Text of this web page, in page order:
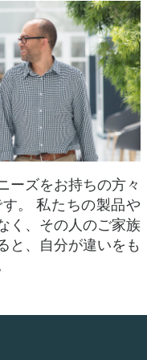
ーズをお持ちの方々
。 私たちの製品や
く、その人のご家族
と、自分が違いをも